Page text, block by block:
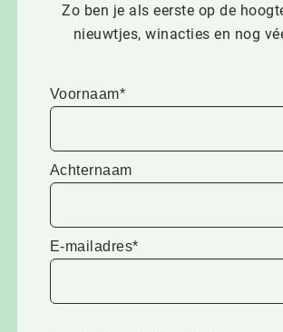
Zo ben je als eerste op de
nieuwtjes, winacties en nog
Voornaam*
Achternaam
E-mailadres*